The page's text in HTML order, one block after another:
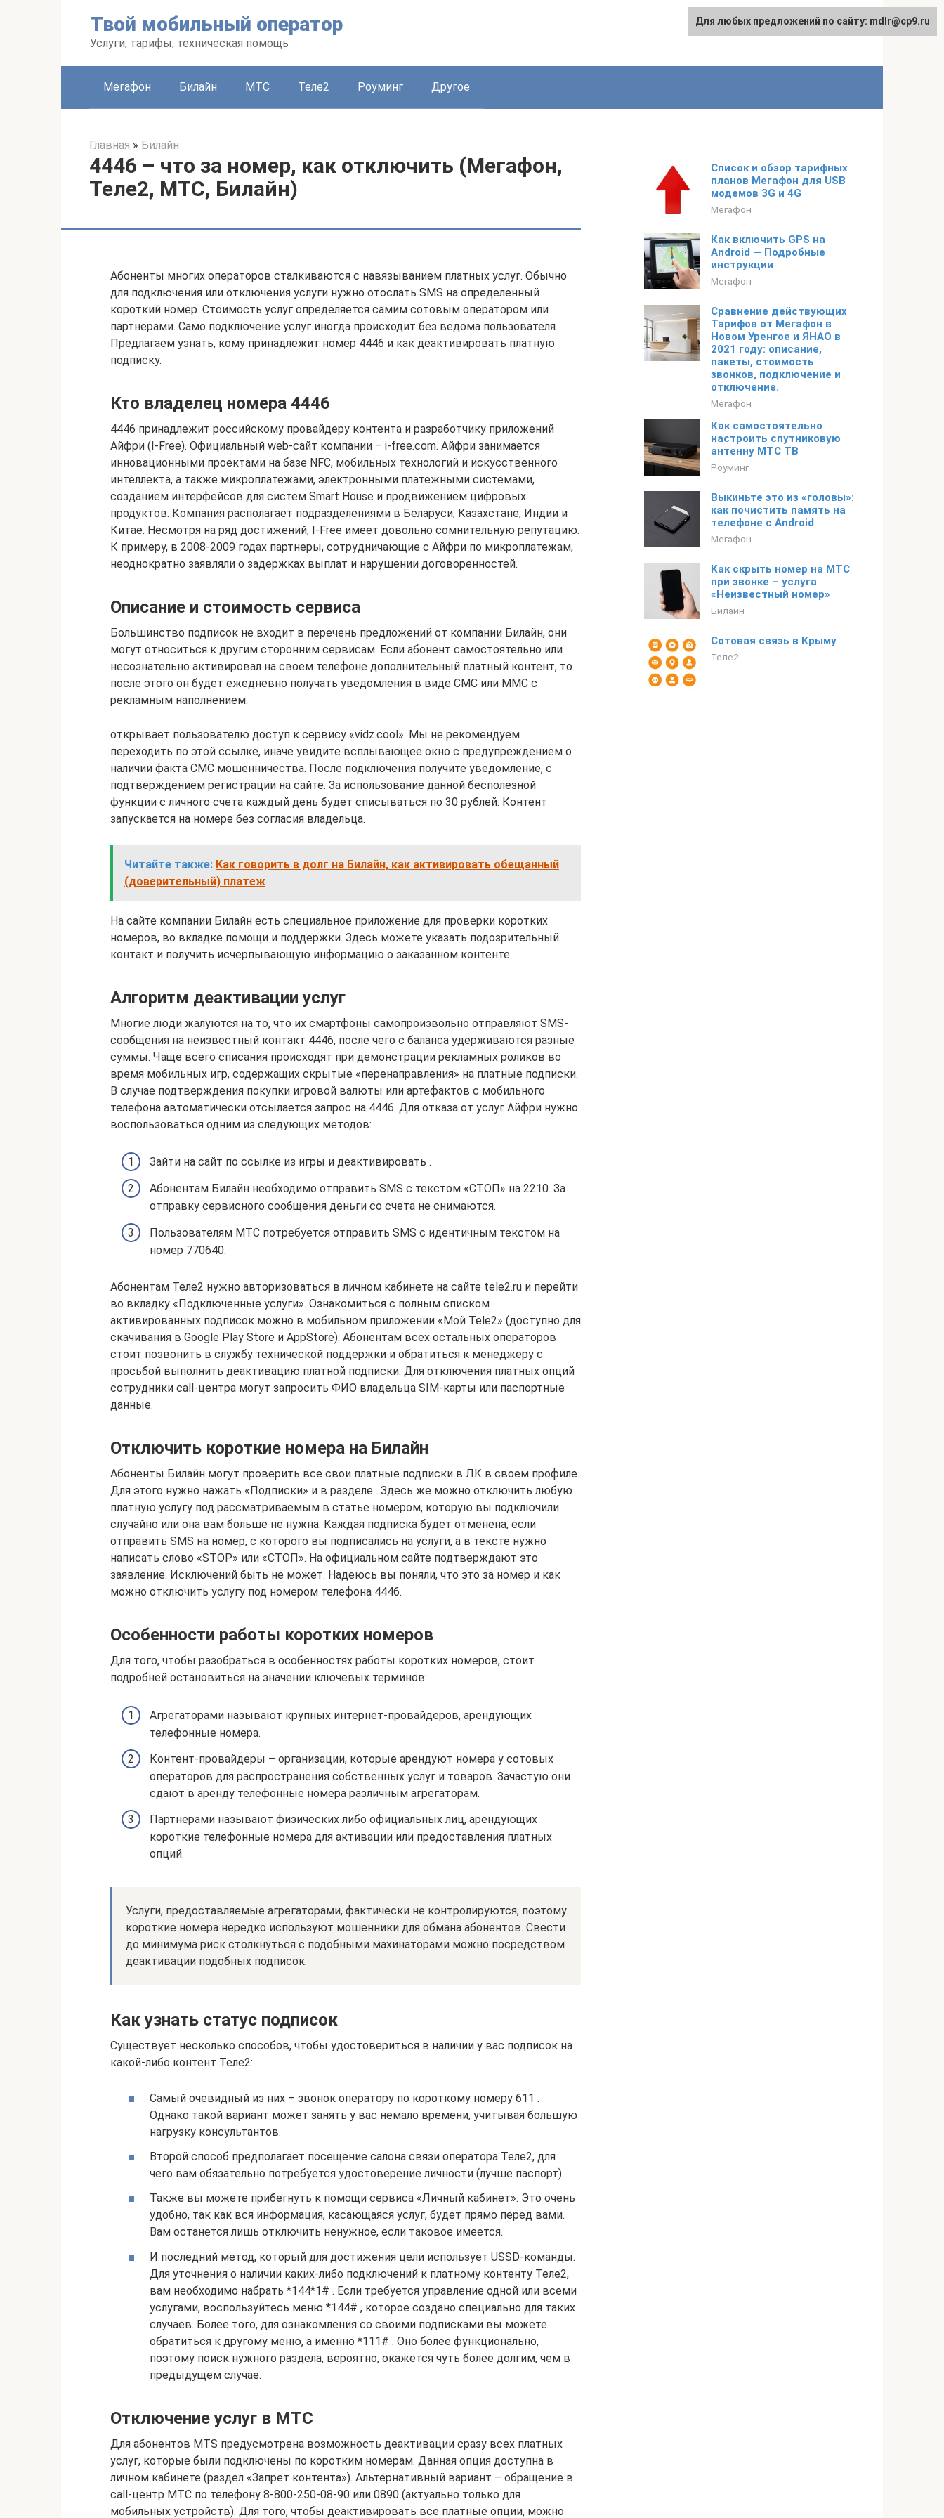
Твой мобильный оператор
Услуги, тарифы, техническая помощь
Мегафон Билайн МТС Теле2 Роуминг Другое
Главная » Билайн
4446 – что за номер, как отключить (Мегафон,
Теле2, МТС, Билайн)
Абоненты многих операторов сталкиваются с навязыванием платных услуг. Обычно
для подключения или отключения услуги нужно отослать SMS на определенный
короткий номер. Стоимость услуг определяется самим сотовым оператором или
партнерами. Само подключение услуг иногда происходит без ведома пользователя.
Предлагаем узнать, кому принадлежит номер 4446 и как деактивировать платную
подписку.
Кто владелец номера 4446
4446 принадлежит российскому провайдеру контента и разработчику приложений
Айфри (I-Free). Официальный web-сайт компании – i-free.com. Айфри занимается
инновационными проектами на базе NFC, мобильных технологий и искусственного
интеллекта, а также микроплатежами, электронными платежными системами,
созданием интерфейсов для систем Smart House и продвижением цифровых
продуктов. Компания располагает подразделениями в Беларуси, Казахстане, Индии и
Китае. Несмотря на ряд достижений, I-Free имеет довольно сомнительную репутацию.
К примеру, в 2008-2009 годах партнеры, сотрудничающие с Айфри по микроплатежам,
неоднократно заявляли о задержках выплат и нарушении договоренностей.
Описание и стоимость сервиса
Большинство подписок не входит в перечень предложений от компании Билайн, они
могут относиться к другим сторонним сервисам. Если абонент самостоятельно или
несознательно активировал на своем телефоне дополнительный платный контент, то
после этого он будет ежедневно получать уведомления в виде СМС или ММС с
рекламным наполнением.
открывает пользователю доступ к сервису «vidz.cool». Мы не рекомендуем
переходить по этой ссылке, иначе увидите всплывающее окно с предупреждением о
наличии факта СМС мошенничества. После подключения получите уведомление, с
подтверждением регистрации на сайте. За использование данной бесполезной
функции с личного счета каждый день будет списываться по 30 рублей. Контент
запускается на номере без согласия владельца.
Читайте также: Как говорить в долг на Билайн, как активировать обещанный
(доверительный) платеж
На сайте компании Билайн есть специальное приложение для проверки коротких
номеров, во вкладке помощи и поддержки. Здесь можете указать подозрительный
контакт и получить исчерпывающую информацию о заказанном контенте.
Алгоритм деактивации услуг
Многие люди жалуются на то, что их смартфоны самопроизвольно отправляют SMS-
сообщения на неизвестный контакт 4446, после чего с баланса удерживаются разные
суммы. Чаще всего списания происходят при демонстрации рекламных роликов во
время мобильных игр, содержащих скрытые «перенаправления» на платные подписки.
В случае подтверждения покупки игровой валюты или артефактов с мобильного
телефона автоматически отсылается запрос на 4446. Для отказа от услуг Айфри нужно
воспользоваться одним из следующих методов:
Зайти на сайт по ссылке из игры и деактивировать .
Абонентам Билайн необходимо отправить SMS с текстом «СТОП» на 2210. За
отправку сервисного сообщения деньги со счета не снимаются.
Пользователям МТС потребуется отправить SMS с идентичным текстом на
номер 770640.
Абонентам Теле2 нужно авторизоваться в личном кабинете на сайте tele2.ru и перейти
во вкладку «Подключенные услуги». Ознакомиться с полным списком
активированных подписок можно в мобильном приложении «Мой Tele2» (доступно для
скачивания в Google Play Store и AppStore). Абонентам всех остальных операторов
стоит позвонить в службу технической поддержки и обратиться к менеджеру с
просьбой выполнить деактивацию платной подписки. Для отключения платных опций
сотрудники call-центра могут запросить ФИО владельца SIM-карты или паспортные
данные.
Отключить короткие номера на Билайн
Абоненты Билайн могут проверить все свои платные подписки в ЛК в своем профиле.
Для этого нужно нажать «Подписки» и в разделе . Здесь же можно отключить любую
платную услугу под рассматриваемым в статье номером, которую вы подключили
случайно или она вам больше не нужна. Каждая подписка будет отменена, если
отправить SMS на номер, с которого вы подписались на услуги, а в тексте нужно
написать слово «STOP» или «СТОП». На официальном сайте подтверждают это
заявление. Исключений быть не может. Надеюсь вы поняли, что это за номер и как
можно отключить услугу под номером телефона 4446.
Особенности работы коротких номеров
Для того, чтобы разобраться в особенностях работы коротких номеров, стоит
подробней остановиться на значении ключевых терминов:
Агрегаторами называют крупных интернет-провайдеров, арендующих
телефонные номера.
Контент-провайдеры – организации, которые арендуют номера у сотовых
операторов для распространения собственных услуг и товаров. Зачастую они
сдают в аренду телефонные номера различным агрегаторам.
Партнерами называют физических либо официальных лиц, арендующих
короткие телефонные номера для активации или предоставления платных
опций.
Услуги, предоставляемые агрегаторами, фактически не контролируются, поэтому
короткие номера нередко используют мошенники для обмана абонентов. Свести
до минимума риск столкнуться с подобными махинаторами можно посредством
деактивации подобных подписок.
Как узнать статус подписок
Существует несколько способов, чтобы удостовериться в наличии у вас подписок на
какой-либо контент Теле2:
Самый очевидный из них – звонок оператору по короткому номеру 611 .
Однако такой вариант может занять у вас немало времени, учитывая большую
нагрузку консультантов.
Второй способ предполагает посещение салона связи оператора Теле2, для
чего вам обязательно потребуется удостоверение личности (лучше паспорт).
Также вы можете прибегнуть к помощи сервиса «Личный кабинет». Это очень
удобно, так как вся информация, касающаяся услуг, будет прямо перед вами.
Вам останется лишь отключить ненужное, если таковое имеется.
И последний метод, который для достижения цели использует USSD-команды.
Для уточнения о наличии каких-либо подключений к платному контенту Теле2,
вам необходимо набрать *144*1# . Если требуется управление одной или всеми
услугами, воспользуйтесь меню *144# , которое создано специально для таких
случаев. Более того, для ознакомления со своими подписками вы можете
обратиться к другому меню, а именно *111# . Оно более функционально,
поэтому поиск нужного раздела, вероятно, окажется чуть более долгим, чем в
предыдущем случае.
Отключение услуг в МТС
Для абонентов MTS предусмотрена возможность деактивации сразу всех платных
услуг, которые были подключены по коротким номерам. Данная опция доступна в
личном кабинете (раздел «Запрет контента»). Альтернативный вариант – обращение в
call-центр МТС по телефону 8-800-250-08-90 или 0890 (актуально только для
мобильных устройств). Для того, чтобы деактивировать все платные опции, можно
Список и обзор тарифных
планов Мегафон для USB
модемов 3G и 4G
Мегафон
Как включить GPS на
Android — Подробные
инструкции
Мегафон
Сравнение действующих
Тарифов от Мегафон в
Новом Уренгое и ЯНАО в
2021 году: описание,
пакеты, стоимость
звонков, подключение и
отключение.
Мегафон
Как самостоятельно
настроить спутниковую
антенну МТС ТВ
Роуминг
Выкиньте это из «головы»:
как почистить память на
телефоне с Android
Мегафон
Как скрыть номер на МТС
при звонке – услуга
«Неизвестный номер»
Билайн
Сотовая связь в Крыму
Теле2
Для любых предложений по сайту: mdlr@cp9.ru